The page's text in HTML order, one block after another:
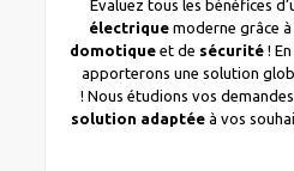
Evaluez tous les bénéfices
électrique moderne grâce
domotique et de sécurité !
apporterons une solution
! Nous étudions vos
solution adaptéeà vos